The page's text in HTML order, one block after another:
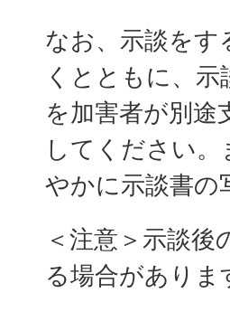
なお、示談をす
くとともに、
を加害者が別途
してください
やかに示談書の
＜注意＞示談
る場合があり